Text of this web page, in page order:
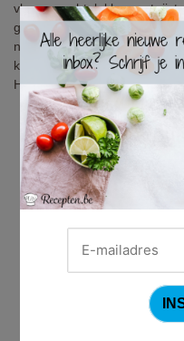
vleesgerecht: lekker met
groentjes,... Het is bovendien
niet moeilijk om zelf een
klaar te maken. Dit handige
Heerlijk voor jong en oud.